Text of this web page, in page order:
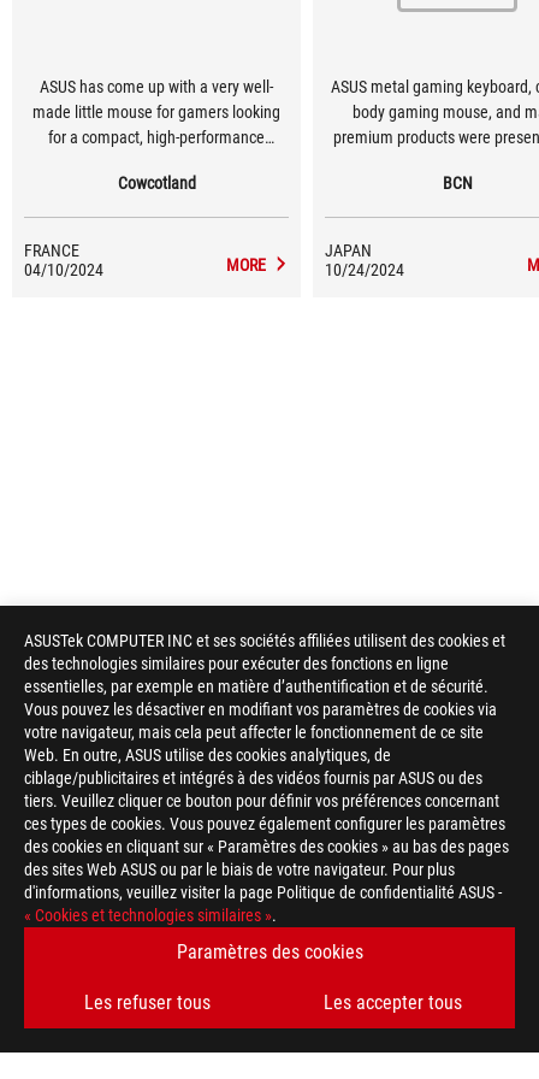
ASUSTek COMPUTER INC et ses sociétés affiliées utilisent des cookies et
des technologies similaires pour exécuter des fonctions en ligne
essentielles, par exemple en matière d’authentification et de sécurité.
Vous pouvez les désactiver en modifiant vos paramètres de cookies via
votre navigateur, mais cela peut affecter le fonctionnement de ce site
Web. En outre, ASUS utilise des cookies analytiques, de
ciblage/publicitaires et intégrés à des vidéos fournis par ASUS ou des
tiers. Veuillez cliquer ce bouton pour définir vos préférences concernant
ces types de cookies. Vous pouvez également configurer les paramètres
des cookies en cliquant sur « Paramètres des cookies » au bas des pages
des sites Web ASUS ou par le biais de votre navigateur. Pour plus
d'informations, veuillez visiter la page Politique de confidentialité ASUS -
« Cookies et technologies similaires ».
Paramètres des cookies
Les refuser tous Les accepter tous
ASUS has come up with a very well-
made little mouse for gamers looking
for a compact, high-performance
This is a high-quality model, with great
attention to detail, including PBT
Cowcotland
FRANCE
04/10/2024
MORE
ASUS metal gaming keyboard,
body gaming mouse, and
premium products were
chipset were also exhibited at
BCN
JAPAN
10/24/2024